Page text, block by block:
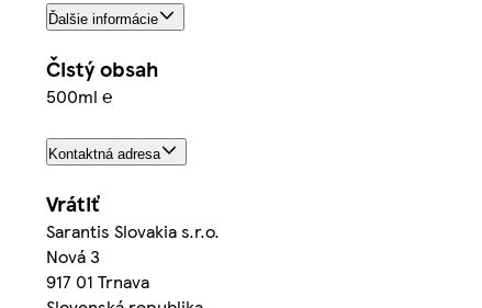
Ďalšie informácie
Čistý obsah
500ml ℮
Kontaktná adresa
Vrátiť
Sarantis Slovakia s.r.o.
Nová 3
917 01 Trnava